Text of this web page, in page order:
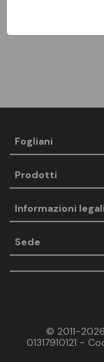
Accedi per
Fogliani
Prodotti
Informazioni legali
Sede
© 2011-
01317910121 -